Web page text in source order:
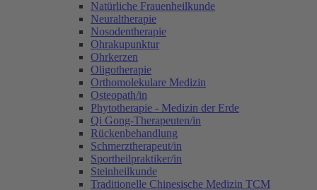
Natürliche Frauenheilkunde
Neuraltherapie
Nosodentherapie
Ohrakupunktur
Ohrkerzen
Oligotherapie
Orthomolekulare Medizin
Osteopath/in
Phytotherapie - Medizin der Erde
Qi Gong-Therapeuten/in
Rückenbehandlung
Schmerztherapeut/in
Sportheilpraktiker/in
Steinheilkunde
Traditionelle Chinesische Medizin TCM